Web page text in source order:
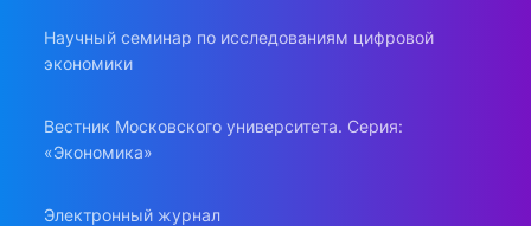
Научный семинар по исследованиям цифровой
экономики
Вестник Московского университета. Серия:
«Экономика»
Электронный журнал